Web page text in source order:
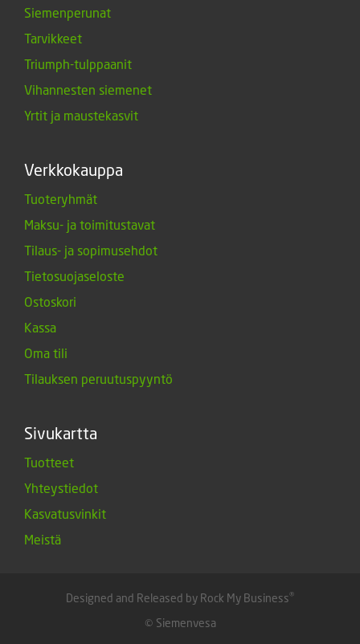
Siemenperunat
Tarvikkeet
Triumph-tulppaanit
Vihannesten siemenet
Yrtit ja maustekasvit
Verkkokauppa
Tuoteryhmät
Maksu- ja toimitustavat
Tilaus- ja sopimusehdot
Tietosuojaseloste
Ostoskori
Kassa
Oma tili
Tilauksen peruutuspyyntö
Sivukartta
Tuotteet
Yhteystiedot
Kasvatusvinkit
Meistä
Designed and Released by Rock My Business®
© Siemenvesa